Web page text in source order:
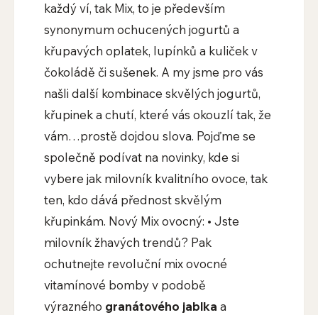
každý ví, tak Mix, to je především
synonymum ochucených jogurtů a
křupavých oplatek, lupínků a kuliček v
čokoládě či sušenek. A my jsme pro vás
našli další kombinace skvělých jogurtů,
křupinek a chutí, které vás okouzlí tak, že
vám…prostě dojdou slova. Pojďme se
společně podívat na novinky, kde si
vybere jak milovník kvalitního ovoce, tak
ten, kdo dává přednost skvělým
křupinkám. Nový Mix ovocný: • Jste
milovník žhavých trendů? Pak
ochutnejte revoluční mix ovocné
vitamínové bomby v podobě
výrazného granátového jablka a